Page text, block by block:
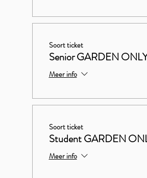
Soort ticket
Senior GARDEN
Meer info
Soort ticket
Student GARDEN
Meer info